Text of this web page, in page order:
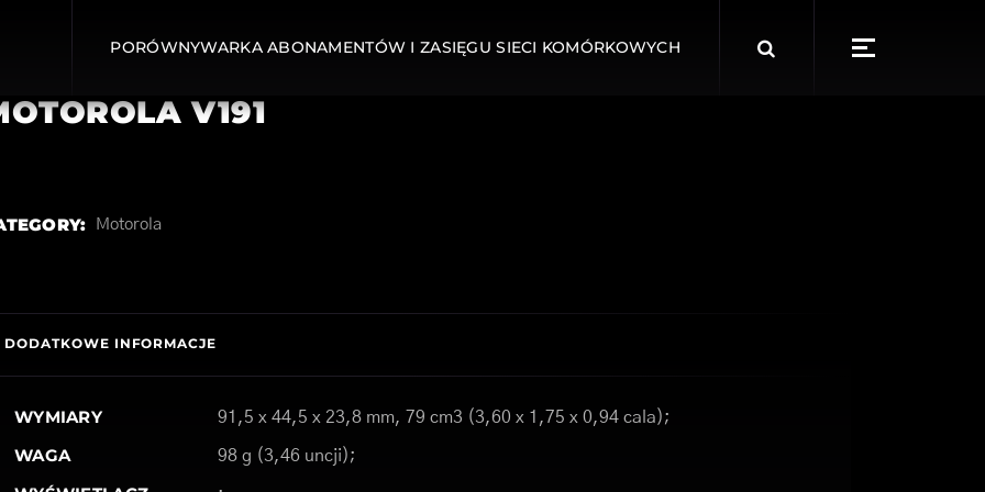
PORÓWNYWARKA ABONAMENTÓW I ZASIĘGU SIECI KOMÓRKOWYCH
for:
V191
Motorola
DODATKOWE INFORMACJE
WYMIARY 91,5 x 44,5 x 23,8 mm, 79 cm3 (3,60 x 1,75 x 0,94 cala);
WAGA 98 g (3,46 uncji);